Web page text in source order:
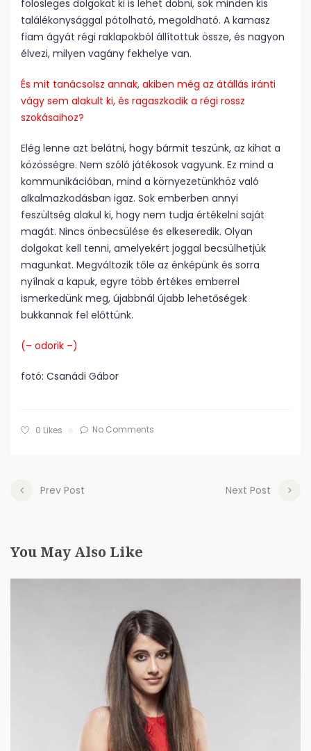
fölösleges dolgokat ki is lehet dobni, sok minden kis
találékonysággal pótolható, megoldható. A kamasz
fiam ágyát régi raklapokból állítottuk össze, és nagyon
élvezi, milyen vagány fekhelye van.
És mit tanácsolsz annak, akiben még az átállás iránti
vágy sem alakult ki, és ragaszkodik a régi rossz
szokásaihoz?
Elég lenne azt belátni, hogy bármit teszünk, az kihat a
közösségre. Nem szóló játékosok vagyunk. Ez mind a
kommunikációban, mind a környezetünkhöz való
alkalmazkodásban igaz. Sok emberben annyi
feszültség alakul ki, hogy nem tudja értékelni saját
magát. Nincs önbecsülése és elkeseredik. Olyan
dolgokat kell tenni, amelyekért joggal becsülhetjük
magunkat. Megváltozik tőle az énképünk és sorra
nyílnak a kapuk, egyre több értékes emberrel
ismerkedünk meg, újabbnál újabb lehetőségek
bukkannak fel előttünk.
(– odorik –)
fotó: Csanádi Gábor
0 Likes No Comments
Prev Post Next Post
You May Also Like